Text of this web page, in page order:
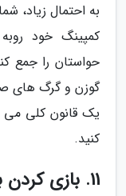
به احتمال زیاد،
کمپینگ خود
حواستان را جمع
گوزن و گرگ های
یک قانون کلی می
کنید.
11. بازی کردن با آتش